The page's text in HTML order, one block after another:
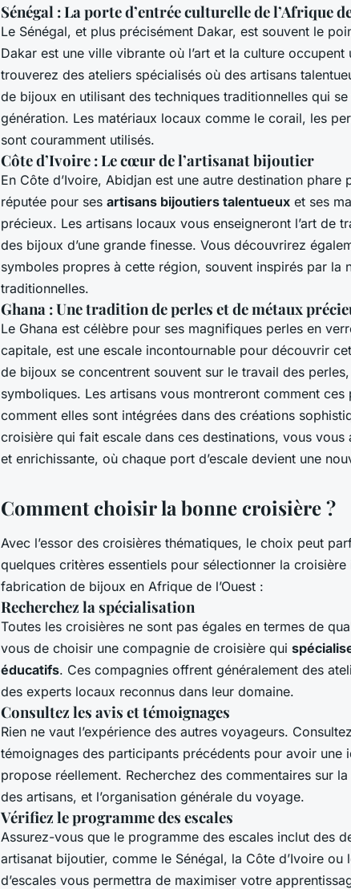
Sénégal : La porte d’entrée culturelle de l’Afrique
Le Sénégal, et plus précisément Dakar, est souvent le
Dakar est une ville vibrante où l’art et la culture
trouverez des ateliers spécialisés où des artisans
de bijoux en utilisant des techniques traditionnelles qui
génération. Les matériaux locaux comme le corail, les
sont couramment utilisés.
Côte d’Ivoire : Le cœur de l’artisanat bijoutier
En Côte d’Ivoire, Abidjan est une autre destination
réputée pour ses artisans bijoutiers talentueux et ses
précieux. Les artisans locaux vous enseigneront l’art de
des bijoux d’une grande finesse. Vous découvrirez
symboles propres à cette région, souvent inspirés par la
traditionnelles.
Ghana : Une tradition de perles et de métaux
Le Ghana est célèbre pour ses magnifiques perles en
capitale, est une escale incontournable pour découvrir
de bijoux se concentrent souvent sur le travail des
symboliques. Les artisans vous montreront comment
comment elles sont intégrées dans des créations
croisière qui fait escale dans ces destinations, vous
et enrichissante, où chaque port d’escale devient une
Comment choisir la bonne croisière ?
Avec l’essor des croisières thématiques, le choix peut
quelques critères essentiels pour sélectionner la
fabrication de bijoux en Afrique de l’Ouest :
Recherchez la spécialisation
Toutes les croisières ne sont pas égales en termes de
vous de choisir une compagnie de croisière qui
éducatifs. Ces compagnies offrent généralement des
des experts locaux reconnus dans leur domaine.
Consultez les avis et témoignages
Rien ne vaut l’expérience des autres voyageurs.
témoignages des participants précédents pour avoir une
propose réellement. Recherchez des commentaires sur
des artisans, et l’organisation générale du voyage.
Vérifiez le programme des escales
Assurez-vous que le programme des escales inclut des
artisanat bijoutier, comme le Sénégal, la Côte d’Ivoire ou
d’escales vous permettra de maximiser votre